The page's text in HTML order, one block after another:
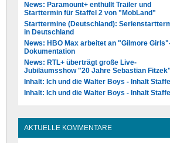
News: Paramount+ enthüllt Trailer und
Starttermin für Staffel 2 von "MobLand"
Starttermine (Deutschland):
in Deutschland
News: HBO Max arbeitet an "Gilmore
Dokumentation
News: RTL+ überträgt große Live-
Jubiläumsshow "20 Jahre Sebastian Fitzek"
Inhalt: Ich und die Walter Boys - Inhalt
Inhalt: Ich und die Walter Boys - Inhalt
AKTUELLE KOMMENTARE